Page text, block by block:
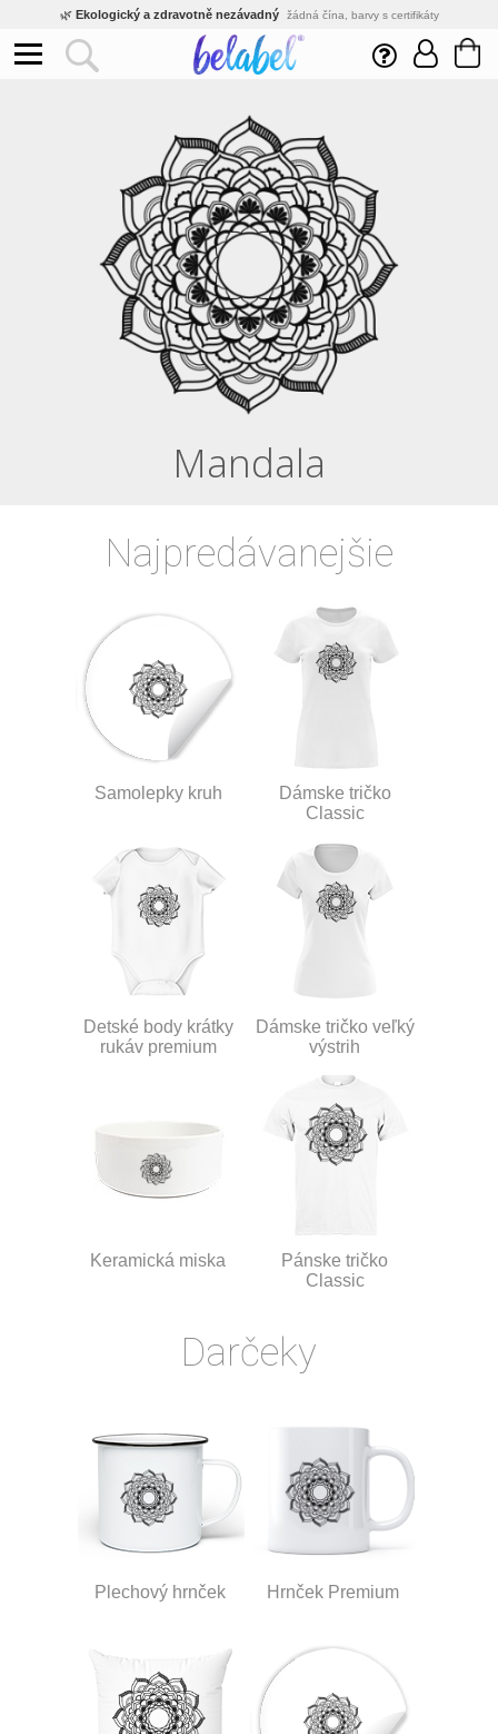
🌿 Ekologický a zdravotně nezávadný žádná čína, barvy s certifikáty
Inovativní výroba vlastní vývoj, nejnovější technologie
Rychlé dodání expedujeme do 24h
jsme přímý výrobce, žádný zprostředkovatel
Eshop s tradicí od roku 2010 tisíce spokojených zákazníků
Mandala
Najpredávanejšie
Samolepky kruh
Dámske tričko
Classic
Detské body krátky
rukáv premium
Dámske tričko veľký
výstrih
Keramická miska
Pánske tričko
Classic
Darčeky
Plechový hrnček Hrnček Premium